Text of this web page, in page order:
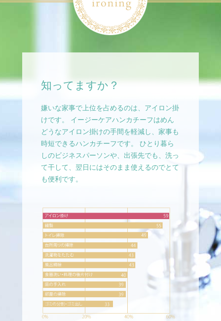
知ってますか？
嫌いな家事で上位を占めるのは、アイロン掛
けです。 イージーケアハンカチーフはめん
どうなアイロン掛けの手間を軽減し、家事も
時短できるハンカチーフです。 ひとり暮ら
しのビジネスパーソンや、出張先でも、洗っ
て干して、翌日にはそのまま使えるのでとて
も便利です。